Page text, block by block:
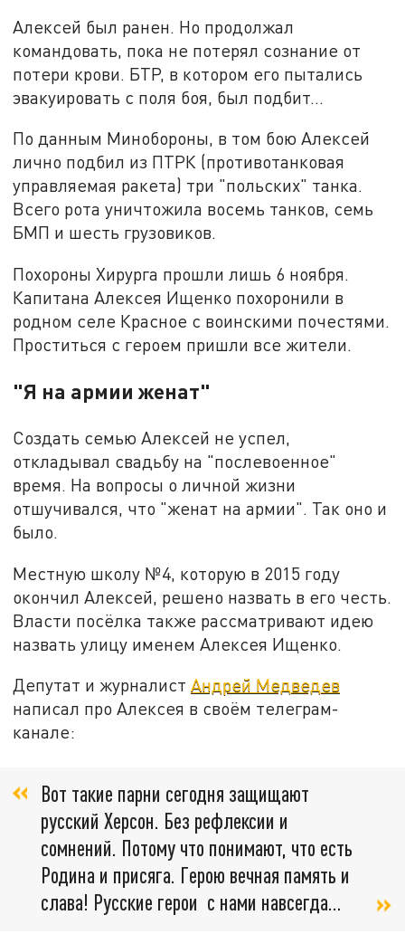
Алексей был ранен. Но продолжал
командовать, пока не потерял сознание от
потери крови. БТР, в котором его пытались
эвакуировать с поля боя, был подбит…
По данным Минобороны, в том бою Алексей
лично подбил из ПТРК (противотанковая
управляемая ракета) три "польских" танка.
Всего рота уничтожила восемь танков, семь
БМП и шесть грузовиков.
Похороны Хирурга прошли лишь 6 ноября.
Капитана Алексея Ищенко похоронили в
родном селе Красное с воинскими почестями.
Проститься с героем пришли все жители.
"Я на армии женат"
Создать семью Алексей не успел,
откладывал свадьбу на "послевоенное"
время. На вопросы о личной жизни
отшучивался, что "женат на армии". Так оно и
было.
Местную школу №4, которую в 2015 году
окончил Алексей, решено назвать в его честь.
Власти посёлка также рассматривают идею
назвать улицу именем Алексея Ищенко.
Депутат и журналистАндрей Медведев
написал про Алексея в своём телеграм-
канале:
Вот такие парни сегодня защищают
русский Херсон. Без рефлексии и
сомнений. Потому что понимают, что есть
Родина и присяга. Герою вечная память и
слава! Русские герои с нами навсегда...